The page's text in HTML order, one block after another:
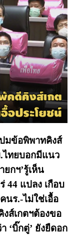
ปมข้อพิพาทคิงส์
.ไทยบอกมีแนว
กฯ’รู้เห็น
44 แปลง เกือบ
นร.-ไม่ใช่เอื้อ
ส์เกตฯต้องขอ
‘บิ๊กตู่’ ยังยืดอก